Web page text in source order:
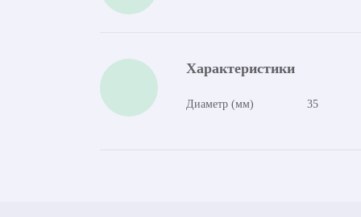
Характеристики
Диаметр (мм) 35